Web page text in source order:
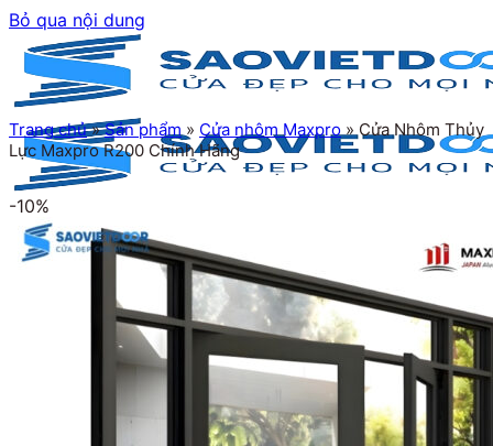
Bỏ qua nội dung
Sản phẩm
Trang chủ»Sản phẩm» Cửa nhôm Maxpro»Cửa Nhôm Thủy
Lực Maxpro R200 Chính Hãng
-10%